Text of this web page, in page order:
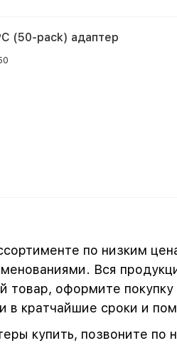
(50-pack) адаптер
по низким
Вся
оформите покупку
кратчайшие сроки и
купить, позвоните по